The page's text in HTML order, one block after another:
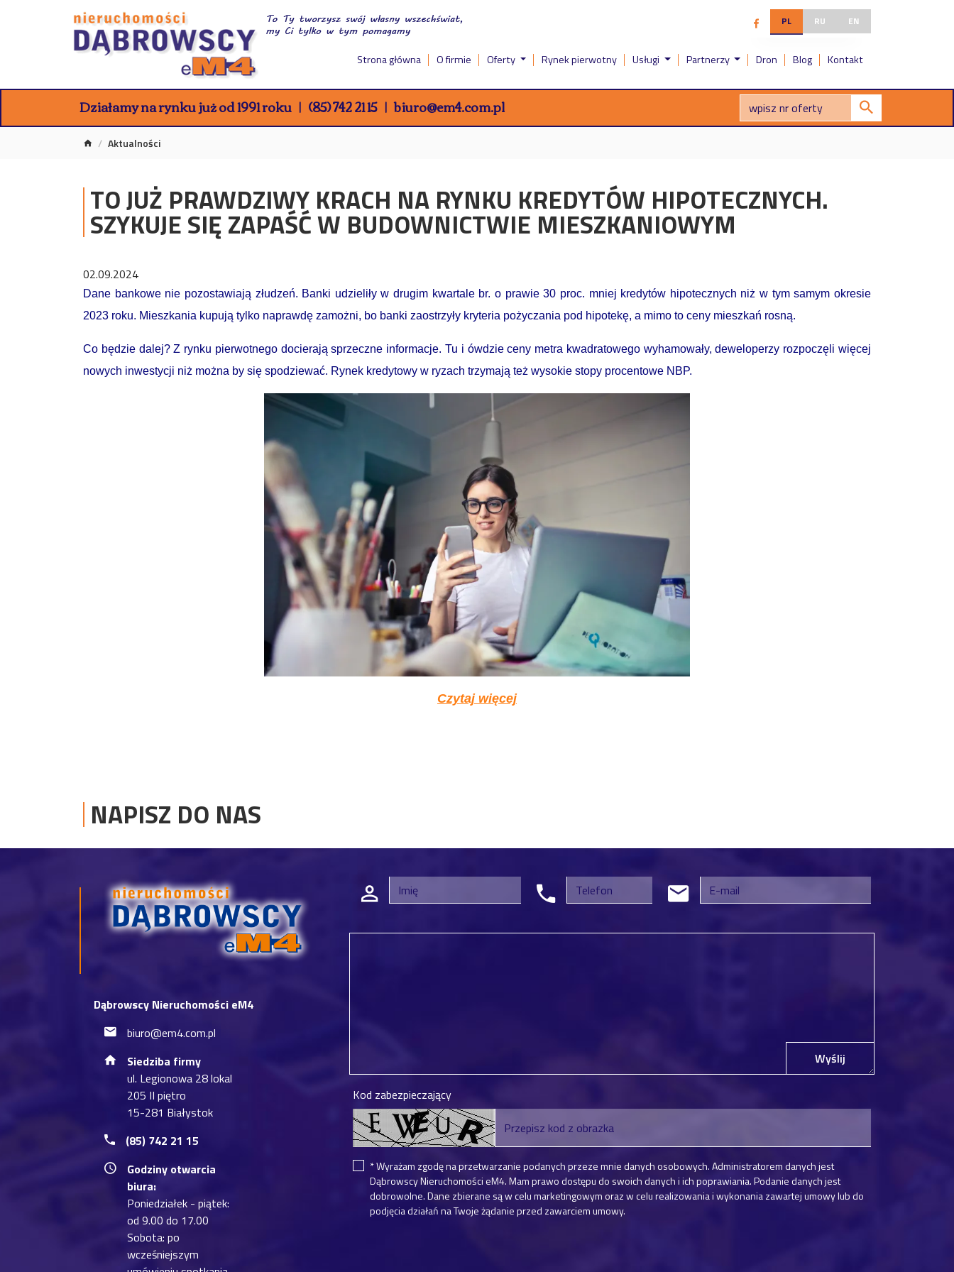
PL RU EN
Strona główna O firmie Oferty Rynek pierwotny Usługi Partnerzy Dron Blog Kontakt
Działamy na rynku już od 1991 roku (85) 742 21 15 biuro@em4.com.pl
Aktualności
TO JUŻ PRAWDZIWY KRACH NA RYNKU KREDYTÓW HIPOTECZNYCH.
SZYKUJE SIĘ ZAPAŚĆ W BUDOWNICTWIE MIESZKANIOWYM
02.09.2024
Dane bankowe nie pozostawiają złudzeń. Banki udzieliły w drugim kwartale br. o prawie 30 proc. mniej kredytów hipotecznych niż w tym samym okresie
2023 roku. Mieszkania kupują tylko naprawdę zamożni, bo banki zaostrzyły kryteria pożyczania pod hipotekę, a mimo to ceny mieszkań rosną.
Co będzie dalej? Z rynku pierwotnego docierają sprzeczne informacje. Tu i ówdzie ceny metra kwadratowego wyhamowały, deweloperzy rozpoczęli więcej
nowych inwestycji niż można by się spodziewać. Rynek kredytowy w ryzach trzymają też wysokie stopy procentowe NBP.
Czytaj więcej
NAPISZ DO NAS
Dąbrowscy Nieruchomości eM4
biuro@em4.com.pl
Siedziba firmy
ul. Legionowa 28 lokal
205 II piętro
15-281 Białystok
(85) 742 21 15
Godziny otwarcia
biura:
Poniedziałek - piątek:
od 9.00 do 17.00
Sobota: po
wcześniejszym
Wyślij
Kod zabezpieczający
* Wyrażam zgodę na przetwarzanie podanych przeze mnie danych osobowych. Administratorem danych jest
Dąbrowscy Nieruchomości eM4. Mam prawo dostępu do swoich danych i ich poprawiania. Podanie danych jest
dobrowolne. Dane zbierane są w celu marketingowym oraz w celu realizowania i wykonania zawartej umowy lub do
podjęcia działań na Twoje żądanie przed zawarciem umowy.